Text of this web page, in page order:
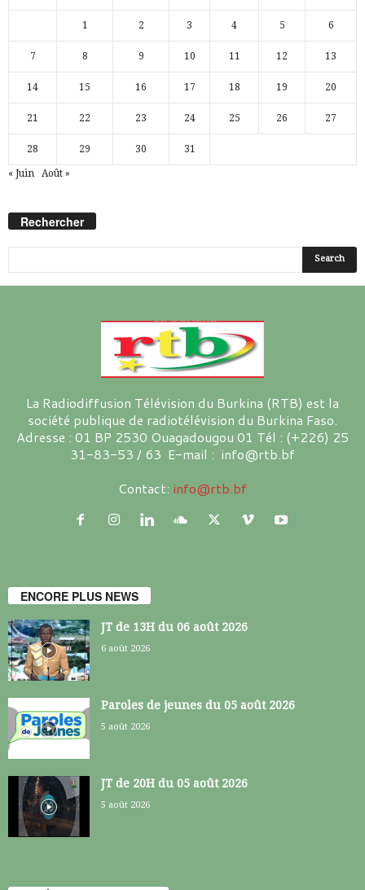
1 2 3 4 5 6
7 8 9 10 11 12 13
14 15 16 17 18 19 20
21 22 23 24 25 26 27
28 29 30 31
« Juin Août »
Rechercher
La Radiodiffusion Télévision du Burkina (RTB) est la
société publique de radiotélévision du Burkina Faso.
Adresse : 01 BP 2530 Ouagadougou 01 Tél : (+226) 25
31-83-53 / 63 E-mail : info@rtb.bf
Contact: info@rtb.bf
ENCORE PLUS NEWS
JT de 13H du 06 août 2026
6 août 2026
Paroles de jeunes du 05 août 2026
5 août 2026
JT de 20H du 05 août 2026
5 août 2026